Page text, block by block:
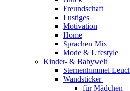
Freundschaft
Lustiges
Motivation
Home
Sprachen-Mix
Mode & Lifestyle
Kinder- & Babywelt
Sternenhimmel
Wandsticker
für Mädchen